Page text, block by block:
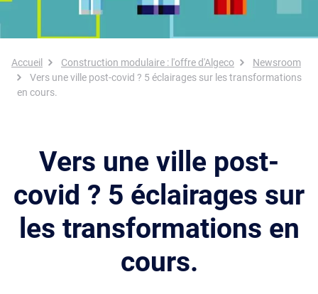
Fil d'Ariane
Accueil Construction modulaire : l'offre d'Algeco
Newsroom
Vers une ville post-covid ? 5 éclairages sur les transformations
en cours.
Vers une ville post-
covid ? 5 éclairages sur
les transformations en
cours.